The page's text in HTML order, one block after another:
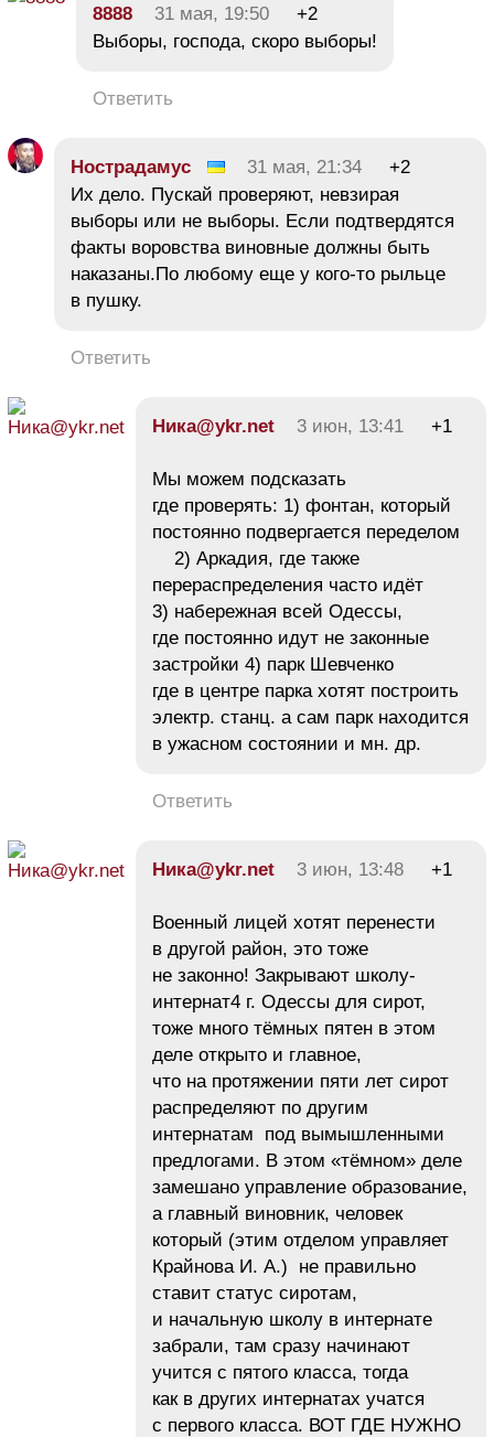
8888 31 мая, 19:50
+2
Выборы, господа, скоро выборы!
Ответить
Нострадамус 31 мая, 21:34
+2
Их дело. Пускай проверяют, невзирая
выборы или не выборы. Если подтвердятся
факты воровства виновные должны быть
наказаны.По любому еще у кого-то рыльце
в пушку.
Ответить
Ника@ykr.net 3 июн, 13:41 +1
Мы можем подсказать
где проверять: 1) фонтан, который
постоянно подвергается переделом
2) Аркадия, где также
перераспределения часто идёт
3) набережная всей Одессы,
где постоянно идут не законные
застройки 4) парк Шевченко
где в центре парка хотят построить
электр. станц. а сам парк находится
в ужасном состоянии и мн. др.
Ответить
Ника@ykr.net 3 июн, 13:48 +1
Военный лицей хотят перенести
в другой район, это тоже
не законно! Закрывают школу-
интернат4 г. Одессы для сирот,
тоже много тёмных пятен в этом
деле открыто и главное,
что на протяжении пяти лет сирот
распределяют по другим
интернатам под вымышленными
предлогами. В этом «тёмном» деле
замешано управление образование,
а главный виновник, человек
который (этим отделом управляет
Крайнова И. А.) не правильно
ставит статус сиротам,
и начальную школу в интернате
забрали, там сразу начинают
учится с пятого класса, тогда
как в других интернатах учатся
с первого класса. ВОТ ГДЕ НУЖНО